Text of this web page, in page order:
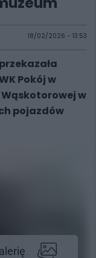
18/02/2026 - 13:53
Pokój w
Wąskotorowej w
pojazdów